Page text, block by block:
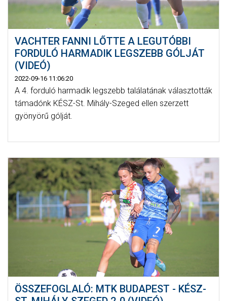
VACHTER FANNI LŐTTE A LEGUTÓBBI
FORDULÓ HARMADIK LEGSZEBB GÓLJÁT
(VIDEÓ)
2022-09-16 11:06:20
A 4. forduló harmadik legszebb találatának választották
támadónk KÉSZ-St. Mihály-Szeged ellen szerzett
gyönyörű gólját.
ÖSSZEFOGLALÓ: MTK BUDAPEST - KÉSZ-